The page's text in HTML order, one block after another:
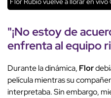
"¡No estoy de
enfrenta al equipo
Durante la dinámica, Flor
película mientras su
interpretaba. Sin embargo,